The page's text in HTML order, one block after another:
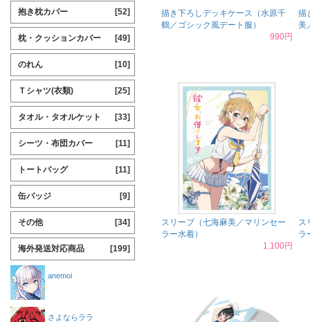
描き下ろしデッキケース（水原千
鶴／ゴシック風デート服）
990円
描
美
スリーブ（七海麻美／マリンセー
ラー水着）
1,100円
ス
ラ
抱き枕カバー [52]
枕・クッションカバー [49]
のれん [10]
Ｔシャツ(衣類) [25]
タオル・タオルケット [33]
シーツ・布団カバー [11]
トートバッグ [11]
缶バッジ [9]
その他 [34]
海外発送対応商品 [199]
anemoi
さよならララ